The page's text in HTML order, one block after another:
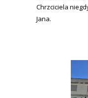
Chrzciciela
Jana.